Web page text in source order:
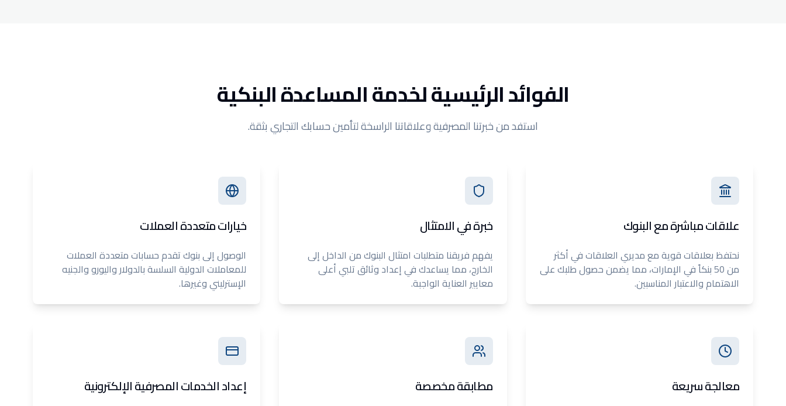
الفوائد الرئيسية لخدمة المساعدة البنكية
استفد من خبرتنا المصرفية وعلاقاتنا الراسخة لتأمين حسابك التجاري بثقة.
علاقات مباشرة مع البنوك
نحتفظ بعلاقات قوية مع مديري العلاقات في أكثر
من 50 بنكاً في الإمارات، مما يضمن حصول طلبك على
الاهتمام والاعتبار المناسبين.
خبرة في الامتثال
يفهم فريقنا متطلبات امتثال البنوك من الداخل إلى
الخارج، مما يساعدك في إعداد وثائق تلبي أعلى
معايير العناية الواجبة.
خيارات متعددة العملات
الوصول إلى بنوك تقدم حسابات متعددة العملات
للمعاملات الدولية السلسة بالدولار واليورو والجنيه
الإسترليني وغيرها.
معالجة سريعة مطابقة مخصصة إعداد الخدمات المصرفية الإلكترونية